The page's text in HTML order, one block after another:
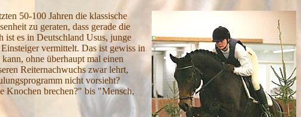
50-100 Jahren die klassische
zu geraten, dass gerade die
ist es in Deutschland Usus, junge
vermittelt. Das ist gewiss in
ohne überhaupt mal einen
Reiternachwuchs zwar lehrt,
nicht vorsieht?
Knochen brechen?" bis "Mensch,